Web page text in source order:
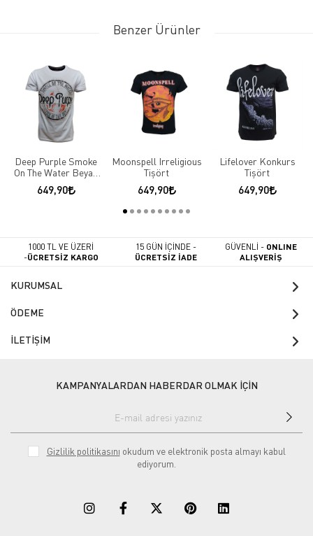
Benzer Ürünler
Deep Purple Smoke
On The Water Beyaz
Tişört
649,90
Moonspell Irreligious
Tişört
649,90
Lifelover Konkurs
Tişört
649,90
1000 TL VE ÜZERİ
-ÜCRETSİZ KARGO
15 GÜN İÇİNDE -
ÜCRETSİZ İADE
GÜVENLİ - ONLINE
ALIŞVERİŞ
KURUMSAL
ÖDEME
İLETİŞİM
KAMPANYALARDAN HABERDAR OLMAK İÇİN
Gizlilik politikasını okudum ve elektronik posta almayı kabul
ediyorum.